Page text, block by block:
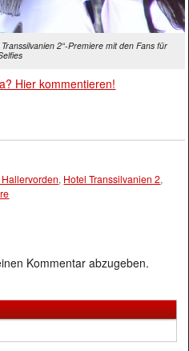
2“-Premiere mit den Fans für
Hier kommentieren!
, Hotel Transsilvanien 2,
Kommentar abzugeben.